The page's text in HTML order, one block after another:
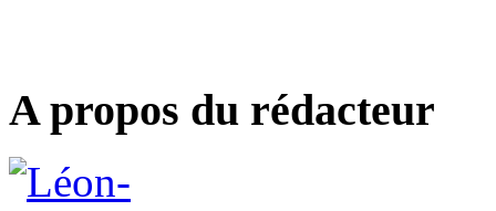
A propos du rédacteur